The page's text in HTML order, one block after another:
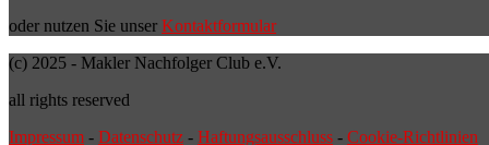
oder nutzen Sie unser Kontaktformular
(c) 2025 - Makler Nachfolger Club e.V.
all rights reserved
Impressum - Datenschutz - Haftungsausschluss - Cookie-Richtlinien